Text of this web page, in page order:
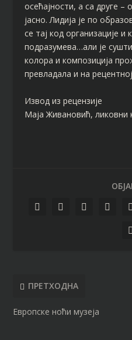
осећајности, а са друге –
јасно. Лидија је по
се тај код организације и
подразумева…али је
колора и композиција
превладала и на
Извод из рецензије
Маја Живановић, ликовни
ПРЕТХОДНА
Европске ноћи музеја